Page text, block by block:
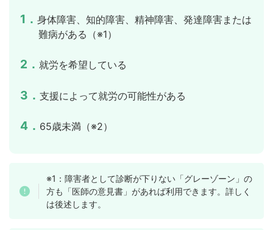
1． 身体障害、知的障害、精神障害、発達障害または
難病がある（※1）
2． 就労を希望している
3． 支援によって就労の可能性がある
4． 65歳未満（※2）
※1：障害者として診断が下りない「グレーゾーン」の
方も「医師の意見書」があれば利用できます。詳しく
は後述します。